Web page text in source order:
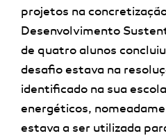
projetos na
Desenvolvimento
de quatro alunos
desafio estava na
identificado na sua
energéticos,
estava a ser utilizada